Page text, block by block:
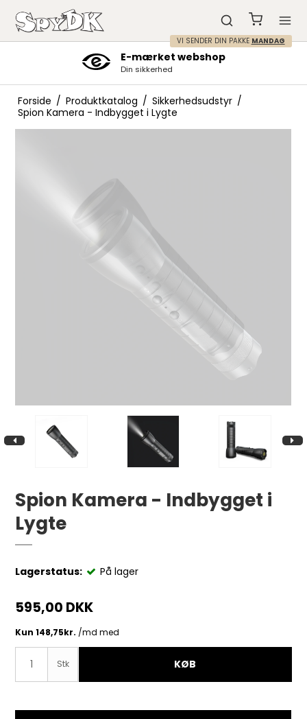
VI SENDER DIN PAKKE MANDAG
Kundeservice mellem 7-23
Tlf. 60 60 68 66
Forside / Produktkatalog / Sikkerhedsudstyr /
Spion Kamera - Indbygget i Lygte
Spion Kamera - Indbygget i
Lygte
Lagerstatus: På lager
595,00 DKK
Stk KØB